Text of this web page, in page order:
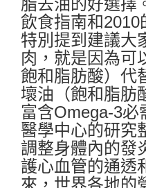
飲食指南和
特別提到建議大
肉，就是因為可
飽和脂肪酸）代
壞油（飽和脂肪
富含Omega-3必
醫學中心的研究
調整身體內的發
護心血管的通透
來，世界各地的